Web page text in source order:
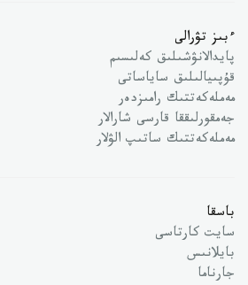
ءبىز تۋرالى
پايدالانۋشىلىق كەلىسىم
قۇپىيالىلىق ساياساتى
مەملەكەتتىك رامىزدەر
جەمقورلىققا قارسى شارالار
مەملەكەتتىك ساتىپ الۋلار
باسقا
سايت كارتاسى
بايلانىس
جارناما